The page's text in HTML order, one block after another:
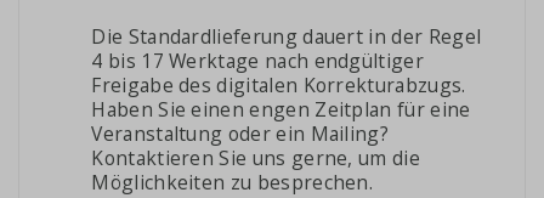
Die Standardlieferung dauert in der Regel
4 bis 17 Werktage nach endgültiger
Freigabe des digitalen Korrekturabzugs.
Haben Sie einen engen Zeitplan für eine
Veranstaltung oder ein Mailing?
Kontaktieren Sie uns gerne, um die
Möglichkeiten zu besprechen.